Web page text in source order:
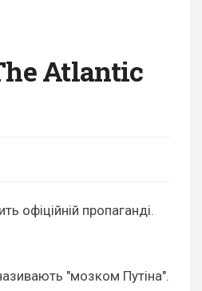
Atlantic
офіційній пропаганді.
"мозком Путіна".